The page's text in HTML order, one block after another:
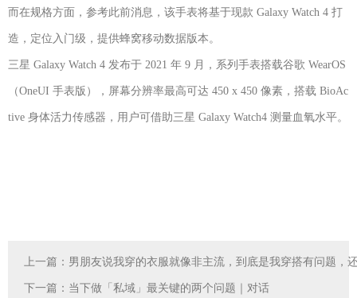
而在规格方面，参考此前消息，该手表将基于现款 Galaxy Watch 4 打
造，定位入门级，提供蜂窝移动数据版本。
三星 Galaxy Watch 4 发布于 2021 年 9 月，系列手表搭载谷歌 WearOS
（OneUI 手表版），屏幕分辨率最高可达 450 x 450 像素，搭载 BioAc
tive 身体活力传感器，用户可借助三星 Galaxy Watch4 测量血氧水平。
上一篇： 男朋友说我穿的衣服就像非主流，到底是我穿搭有问题，
下一篇： 当下做「私域」最关键的两个问题｜对话